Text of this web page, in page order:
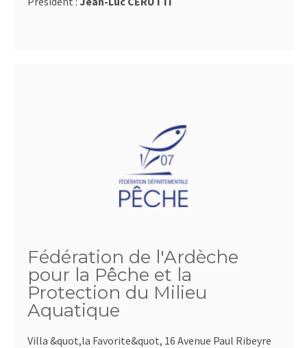
Fédération de l'Ardèche
pour la Pêche et la
Protection du Milieu
Aquatique
Villa &quot,la Favorite&quot, 16 Avenue Paul Ribeyre